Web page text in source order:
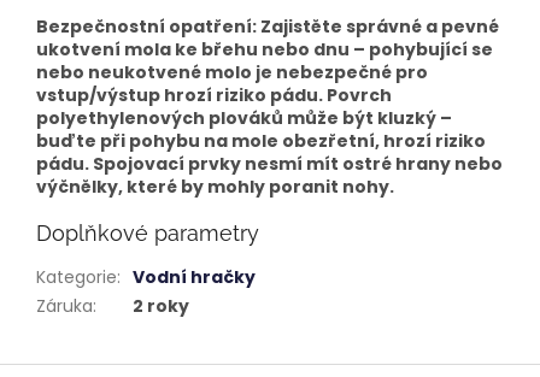
Bezpečnostní opatření: Zajistěte správné a pevné
ukotvení mola ke břehu nebo dnu – pohybující se
nebo neukotvené molo je nebezpečné pro
vstup/výstup hrozí riziko pádu. Povrch
polyethylenových plováků může být kluzký –
buďte při pohybu na mole obezřetní, hrozí riziko
pádu. Spojovací prvky nesmí mít ostré hrany nebo
výčnělky, které by mohly poranit nohy.
Doplňkové parametry
Kategorie: Vodní hračky
Záruka: 2 roky